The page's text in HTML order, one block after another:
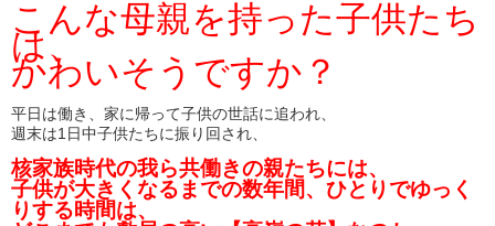
こんな母親を持った子供たち
は、
かわいそうですか？
平日は働き、家に帰って子供の世話に追われ、
週末は1日中子供たちに振り回され、
核家族時代の我ら共働きの親たちには、
子供が大きくなるまでの数年間、ひとりでゆっく
りする時間は、